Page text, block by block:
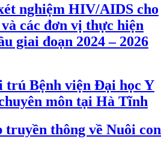
nghiệm HIV/AIDS cho
các đơn vị thực hiện
giai đoạn 2024 – 2026
trú Bệnh viện Đại học Y
môn tại Hà Tĩnh
truyền thông về Nuôi con